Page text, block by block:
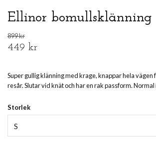
Ellinor bomullsklänning
899 kr
449 kr
Super gullig klänning med krage, knappar hela
resår. Slutar vid knät och har en rak passform.
Storlek
S